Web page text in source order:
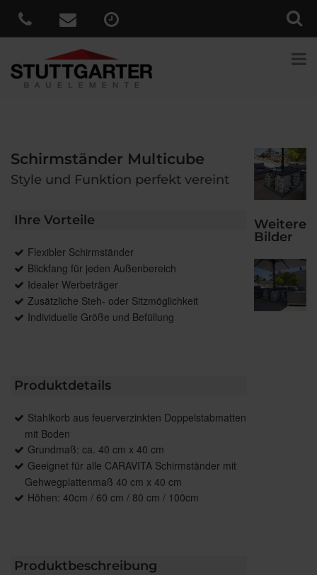
Schirmständer Multicube
Style und Funktion perfekt vereint
Ihre Vorteile
Flexibler Schirmständer
Blickfang für jeden Außenbereich
Idealer Werbeträger
Zusätzliche Steh- oder Sitzmöglichkeit
Individuelle Größe und Befüllung
Produktdetails
Stahlkorb aus feuerverzinkten Doppelstabmatten
mit Boden
Grundmaß: ca. 40 cm x 40 cm
Geeignet für alle CARAVITA Schirmständer mit
Gehwegplattenmaß 40 cm x 40 cm
Höhen: 40cm / 60 cm / 80 cm / 100cm
Produktbeschreibung
Weitere
Bilder